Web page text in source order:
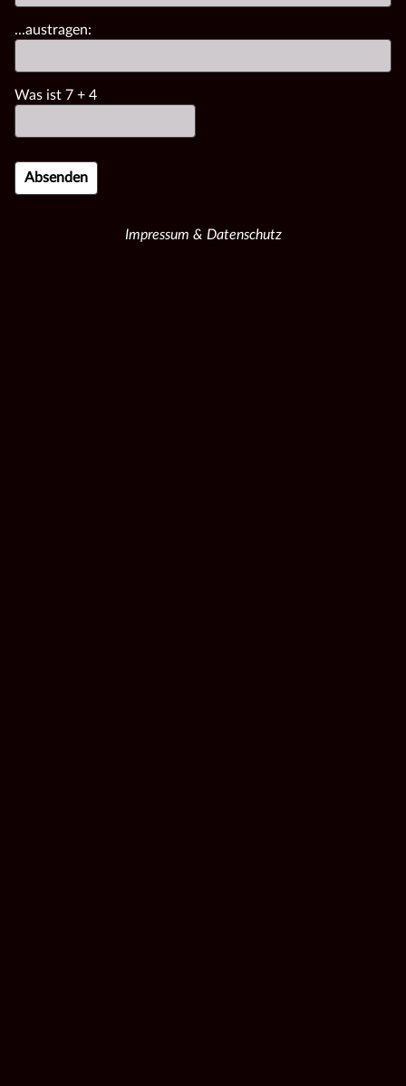
...austragen:
Was ist 7 + 4
Impressum & Datenschutz